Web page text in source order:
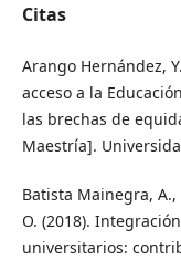
Citas
Arango Hernández,
acceso a la
las brechas de
Maestría].
Batista Mainegra,
O. (2018).
universitarios: